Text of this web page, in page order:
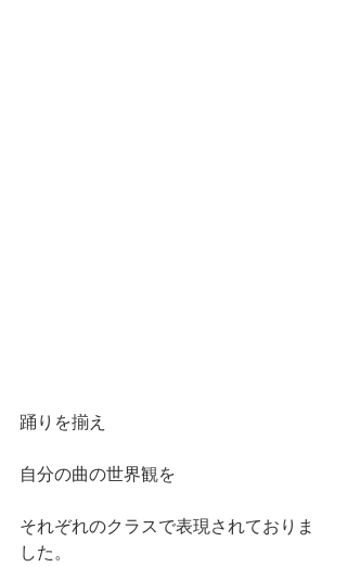
踊りを揃え
自分の曲の世界観を
それぞれのクラスで表現されておりま
した。